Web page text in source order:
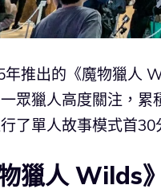
年推出的《魔物獵人
眾獵人高度關注，
了單人故事模式首
物獵人 Wilds